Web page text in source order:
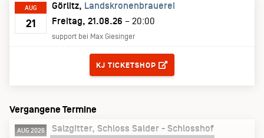
AUG
21
Görlitz Landskronenbrauerei
Freitag, 21.08.26 – 20:00
support bei Max Giesinger
TICKETS
KJ TICKETSHOP
Vergangene Termine
AUG 2026 Salzgitter Schloss Salder - Schlosshof